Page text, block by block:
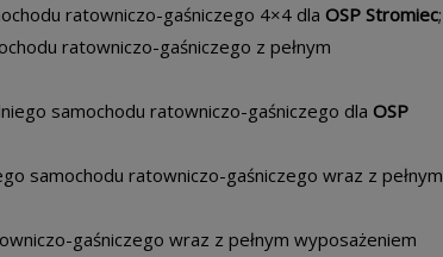
ratowniczo-gaśniczego 4×4 dla OSP Stromiec;
ratowniczo-gaśniczego z pełnym
samochodu ratowniczo-gaśniczego dla OSP
samochodu ratowniczo-gaśniczego wraz z pełnym
gaśniczego wraz z pełnym wyposażeniem